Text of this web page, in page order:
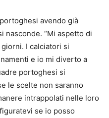
avendo già
nasconde. “Mi aspetto di
I calciatori si
e io mi diverto a
portoghesi si
le scelte non saranno
intrappolati nelle loro
se io posso